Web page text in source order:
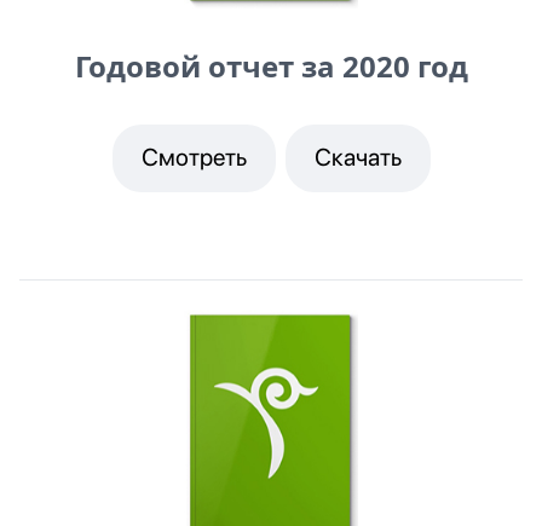
Годовой отчет за 2020 год
Смотреть Скачать